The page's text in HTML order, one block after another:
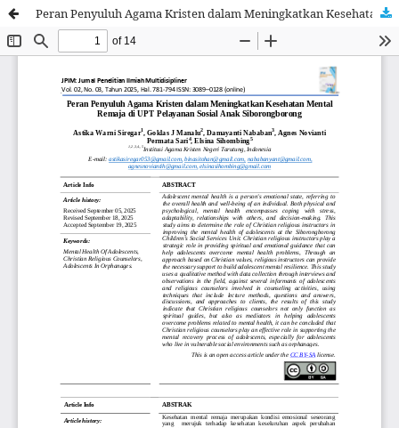
Peran Penyuluh Agama Kristen dalam Meningkatkan Kesehatan Mental Remaja di UPT Pelayanan Sosial Anak Siborongborong